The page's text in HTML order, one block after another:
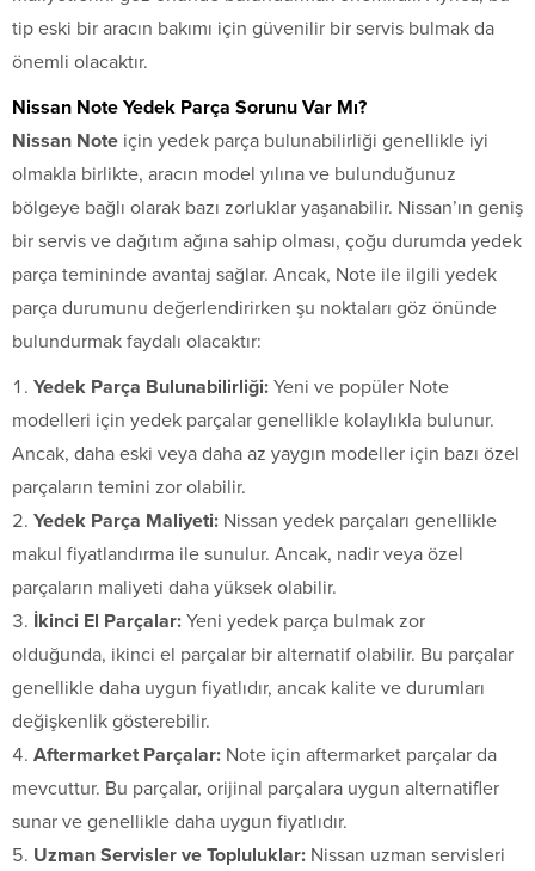
tip eski bir aracın bakımı için güvenilir bir servis bulmak da
önemli olacaktır.
Nissan Note Yedek Parça Sorunu Var Mı?
Nissan Note için yedek parça bulunabilirliği genellikle iyi
olmakla birlikte, aracın model yılına ve bulunduğunuz
bölgeye bağlı olarak bazı zorluklar yaşanabilir. Nissan’ın geniş
bir servis ve dağıtım ağına sahip olması, çoğu durumda yedek
parça temininde avantaj sağlar. Ancak, Note ile ilgili yedek
parça durumunu değerlendirirken şu noktaları göz önünde
bulundurmak faydalı olacaktır:
Yedek Parça Bulunabilirliği: Yeni ve popüler Note
modelleri için yedek parçalar genellikle kolaylıkla bulunur.
Ancak, daha eski veya daha az yaygın modeller için bazı özel
parçaların temini zor olabilir.
Yedek Parça Maliyeti: Nissan yedek parçaları genellikle
makul fiyatlandırma ile sunulur. Ancak, nadir veya özel
parçaların maliyeti daha yüksek olabilir.
İkinci El Parçalar: Yeni yedek parça bulmak zor
olduğunda, ikinci el parçalar bir alternatif olabilir. Bu parçalar
genellikle daha uygun fiyatlıdır, ancak kalite ve durumları
değişkenlik gösterebilir.
Aftermarket Parçalar: Note için aftermarket parçalar da
mevcuttur. Bu parçalar, orijinal parçalara uygun alternatifler
sunar ve genellikle daha uygun fiyatlıdır.
Uzman Servisler ve Topluluklar: Nissan uzman servisleri